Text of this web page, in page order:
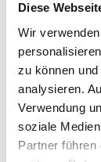
Diese
Wir
zu können
analysieren.
Verwendung
soziale
Partner
Zukunft –
10963 Berlin